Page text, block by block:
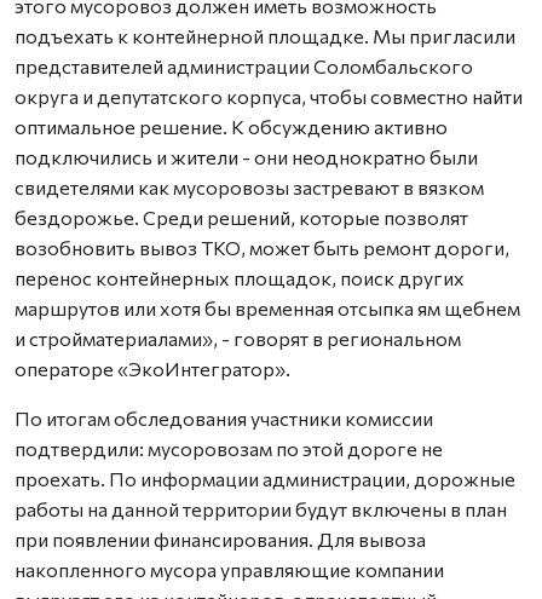
этого мусоровоз должен иметь возможность
подъехать к контейнерной площадке. Мы пригласили
представителей администрации Соломбальского
округа и депутатского корпуса, чтобы совместно найти
оптимальное решение. К обсуждению активно
подключились и жители - они неоднократно были
свидетелями как мусоровозы застревают в вязком
бездорожье. Среди решений, которые позволят
возобновить вывоз ТКО, может быть ремонт дороги,
перенос контейнерных площадок, поиск других
маршрутов или хотя бы временная отсыпка ям щебнем
и стройматериалами», - говорят в региональном
операторе «ЭкоИнтегратор».
По итогам обследования участники комиссии
подтвердили: мусоровозам по этой дороге не
проехать. По информации администрации, дорожные
работы на данной территории будут включены в план
при появлении финансирования. Для вывоза
накопленного мусора управляющие компании